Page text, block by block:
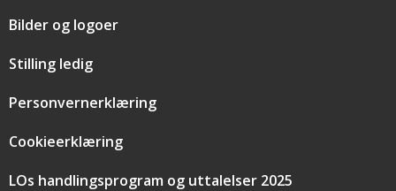
Bilder og logoer
Stilling ledig
Personvernerklæring
Cookieerklæring
LOs handlingsprogram og uttalelser 2025